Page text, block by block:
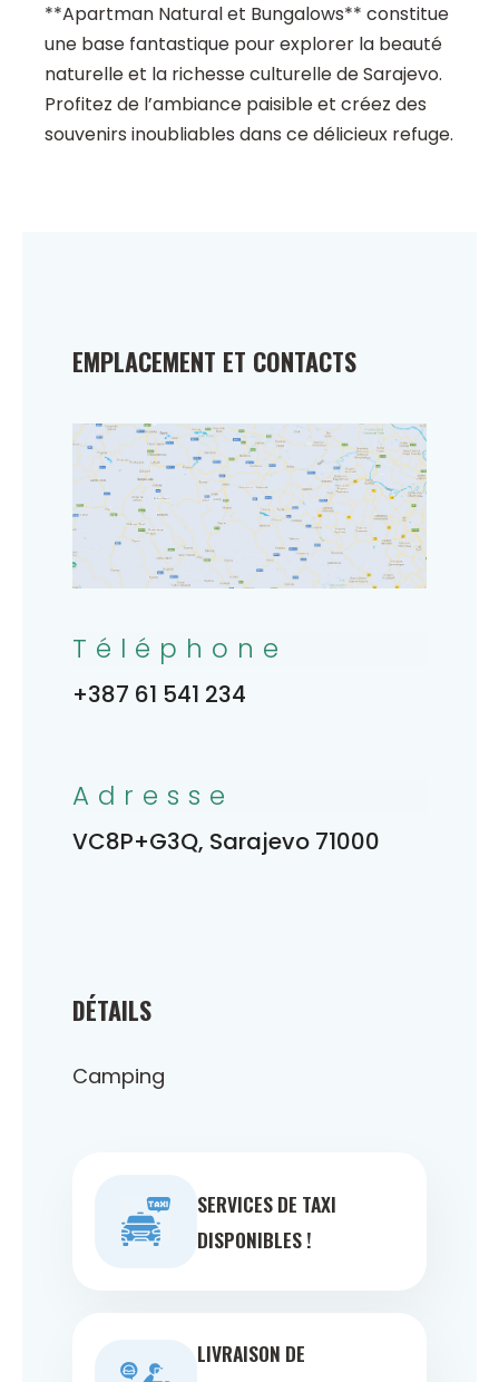
**Apartman Natural et Bungalows** constitue
une base fantastique pour explorer la beauté
naturelle et la richesse culturelle de Sarajevo.
Profitez de l’ambiance paisible et créez des
souvenirs inoubliables dans ce délicieux refuge.
DÉTAILS
Camping
SERVICES DE TAXI
DISPONIBLES !
LIVRAISON DE
EMPLACEMENT ET CONTACTS
Téléphone
+387 61 541 234
Adresse
VC8P+G3Q, Sarajevo 71000